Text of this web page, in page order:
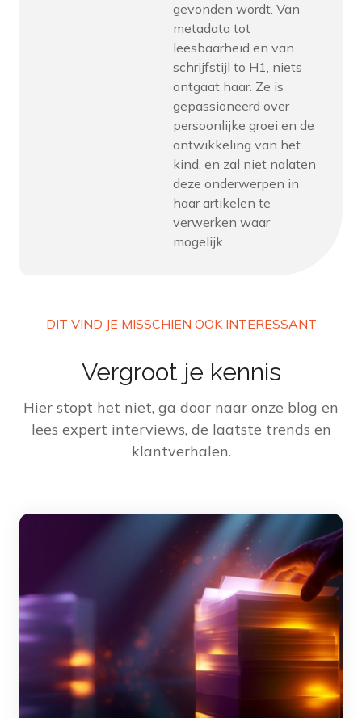
gevonden wordt. Van
metadata tot
leesbaarheid en van
schrijfstijl to H1, niets
ontgaat haar. Ze is
gepassioneerd over
persoonlijke groei en de
ontwikkeling van het
kind, en zal niet nalaten
deze onderwerpen in
haar artikelen te
verwerken waar
mogelijk.
DIT VIND JE MISSCHIEN OOK INTERESSANT
Vergroot je kennis
Hier stopt het niet, ga door naar onze blog en
lees expert interviews, de laatste trends en
klantverhalen.